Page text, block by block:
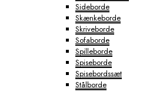
Sideborde
Skænkeborde
Skriveborde
Sofaborde
Spilleborde
Spiseborde
Spisebordssæt
Stålborde